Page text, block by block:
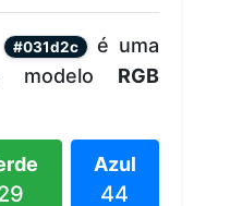
#031d2c é uma
modelo RGB
Azul
44